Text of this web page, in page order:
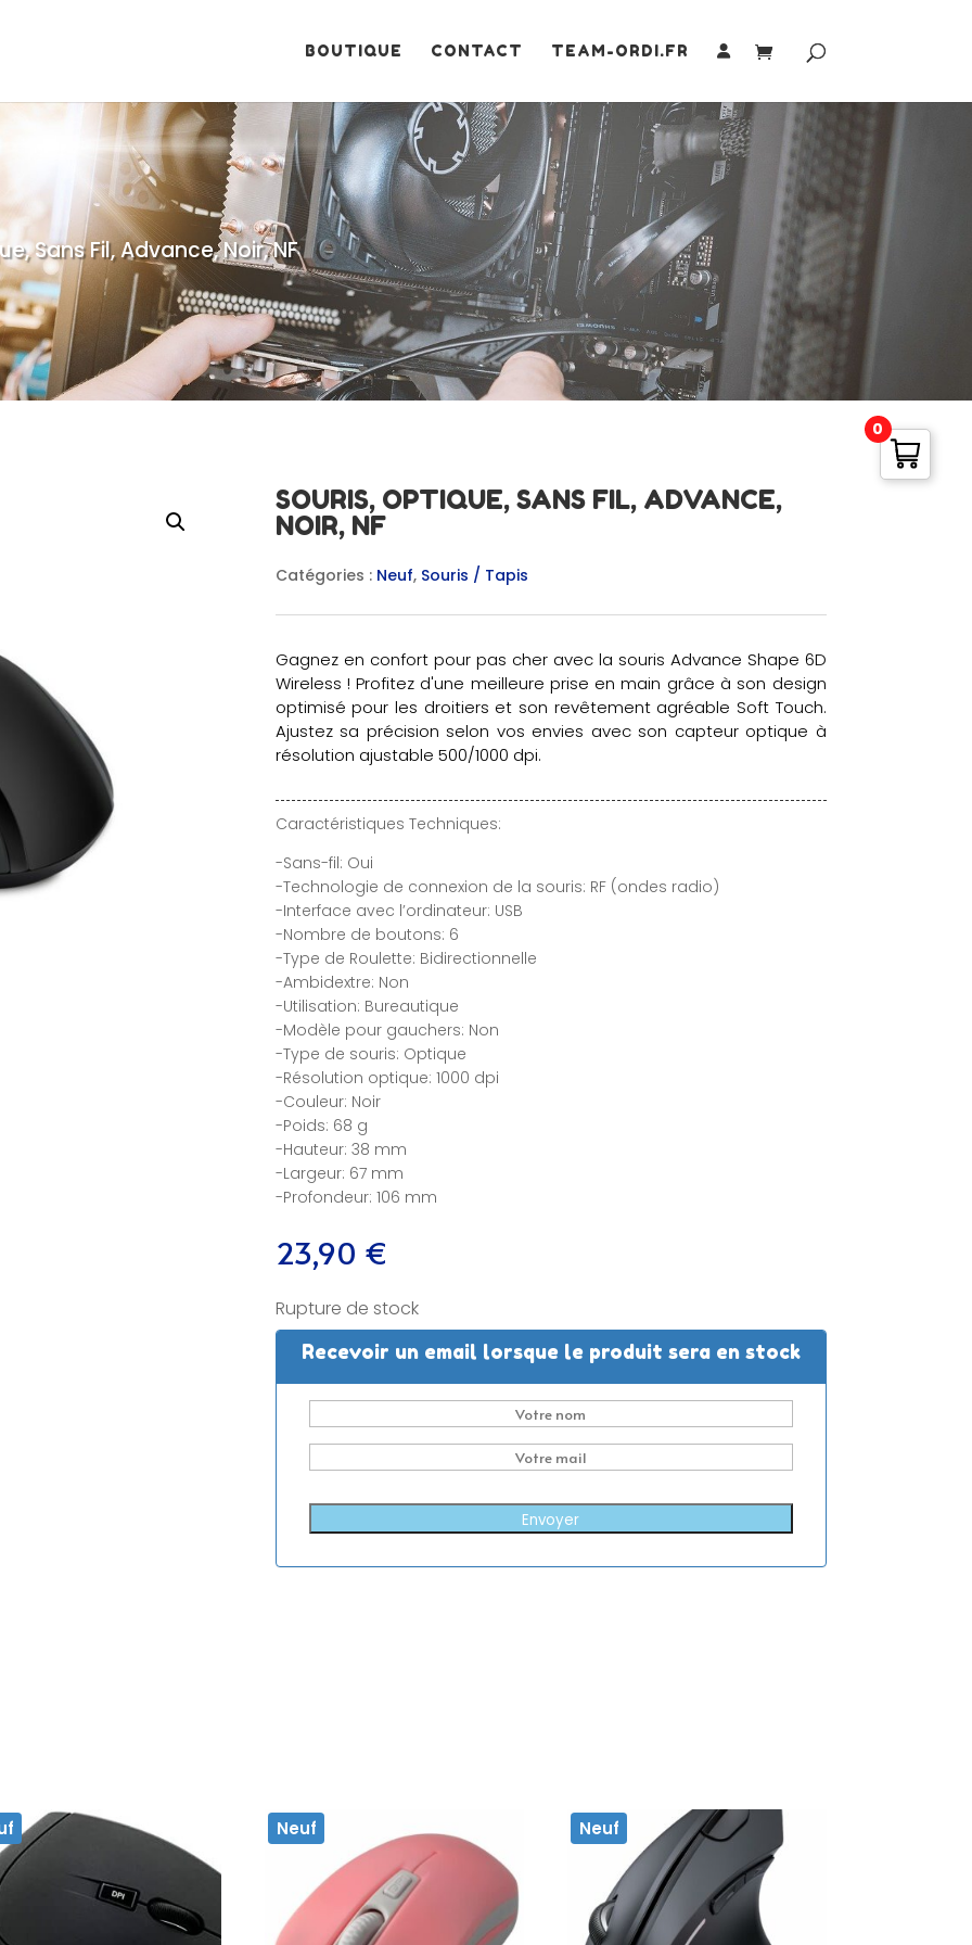
BOUTIQUE CONTACT TEAM-ORDI.FR
Sans Fil, Advance, Noir, NF
SOURIS, OPTIQUE, SANS FIL, ADVANCE,
NOIR, NF
Catégories : Neuf, Souris / Tapis
Gagnez en confort pour pas cher avec la souris Advance Shape 6D
Wireless ! Profitez d'une meilleure prise en main grâce à son design
optimisé pour les droitiers et son revêtement agréable Soft Touch.
Ajustez sa précision selon vos envies avec son capteur optique à
résolution ajustable 500/1000 dpi.
Caractéristiques Techniques:
-Sans-fil: Oui
-Technologie de connexion de la souris: RF (ondes radio)
-Interface avec l’ordinateur: USB
-Nombre de boutons: 6
-Type de Roulette: Bidirectionnelle
-Ambidextre: Non
-Utilisation: Bureautique
-Modèle pour gauchers: Non
-Type de souris: Optique
-Résolution optique: 1000 dpi
-Couleur: Noir
-Poids: 68 g
-Hauteur: 38 mm
-Largeur: 67 mm
-Profondeur: 106 mm
23,90 €
Rupture de stock
Recevoir un email lorsque le produit sera en stock
Envoyer
Neuf Neuf
0